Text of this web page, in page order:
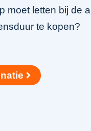
moet letten bij de
te kopen?